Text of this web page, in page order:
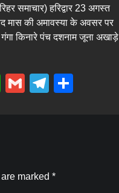
समाचार) हरिद्वार 23 अगस्त
मास की अमावस्या के अवसर पर
किनारे पंच दशनाम जूना अखाड़े
WhatsApp
GmailTelegram
marked *